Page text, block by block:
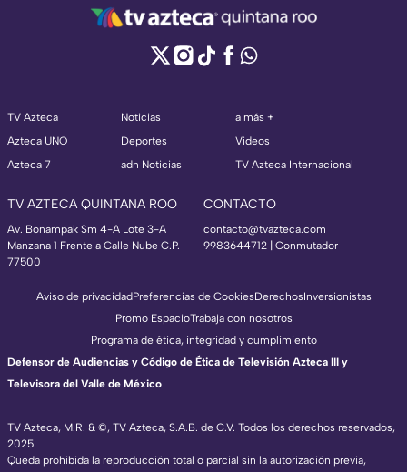
TV Azteca
Azteca UNO
Azteca 7
Noticias
Deportes
adn Noticias
a más +
Videos
TV Azteca Internacional
TV AZTECA QUINTANA ROO
Av. Bonampak Sm 4-A Lote 3-A
Manzana 1 Frente a Calle Nube C.P.
77500
CONTACTO
contacto@tvazteca.com
9983644712 | Conmutador
TV Azteca, M.R. & ©, TV Azteca, S.A.B. de C.V. Todos los derechos reservados,
2025.
Queda prohibida la reproducción total o parcial sin la autorización previa,
Aviso de privacidadPreferencias de CookiesDerechosInversionistas
Promo EspacioTrabaja con nosotros
Programa de ética, integridad y cumplimiento
Defensor de Audiencias y Código de Ética de Televisión Azteca III y
Televisora del Valle de México